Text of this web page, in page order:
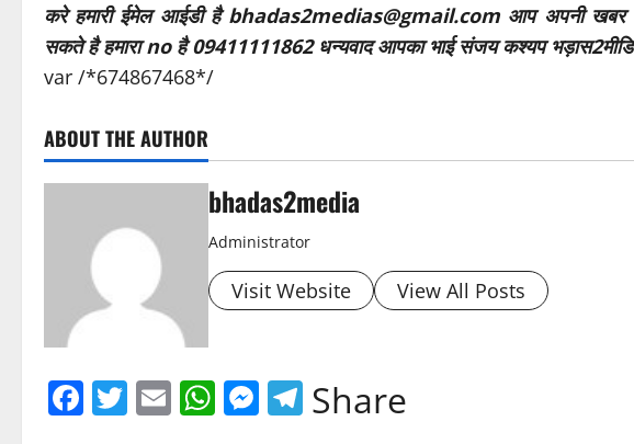
करे हमारी ईमेल आईडी है bhadas2medias@gmail.com आप अपनी खबर
सकते है हमारा no है 09411111862 धन्यवाद आपका भाई संजय कश्यप
var /*674867468*/
ABOUT THE AUTHOR
bhadas2media
Administrator
Visit Website View All Posts
Facebook
Twitter
EmailWhatsApp
Messenger
Telegram
Share